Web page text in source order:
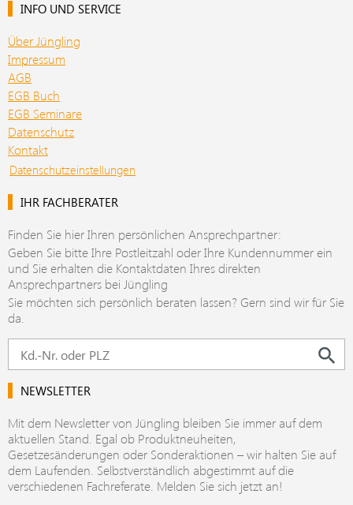
INFO UND SERVICE
Über Jüngling
Impressum
AGB
EGB Buch
EGB Seminare
Datenschutz
Kontakt
Datenschutzeinstellungen
IHR FACHBERATER
Finden Sie hier Ihren persönlichen Ansprechpartner:
Geben Sie bitte Ihre Postleitzahl oder Ihre Kundennummer ein
und Sie erhalten die Kontaktdaten Ihres direkten
Ansprechpartners bei Jüngling
Sie möchten sich persönlich beraten lassen? Gern sind wir für Sie
da.
NEWSLETTER
Mit dem Newsletter von Jüngling bleiben Sie immer auf dem
aktuellen Stand. Egal ob Produktneuheiten,
Gesetzesänderungen oder Sonderaktionen – wir halten Sie auf
dem Laufenden. Selbstverständlich abgestimmt auf die
verschiedenen Fachreferate. Melden Sie sich jetzt an!